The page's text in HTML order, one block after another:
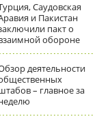
Саудовская
и Пакистан
пакт о
обороне
деятельности
– главное за